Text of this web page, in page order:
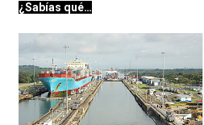
¿Sabías qué…